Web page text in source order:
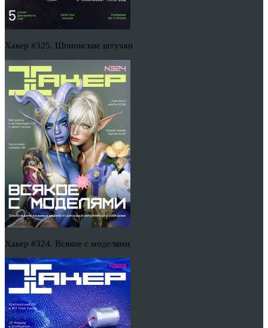
Хакер #325. Шпионские штучки
Хакер #324. Всякое с моделями